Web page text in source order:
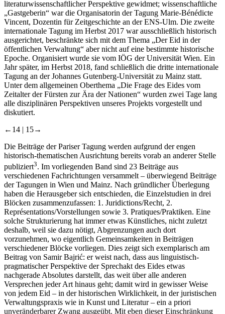
literaturwissenschaftlicher Perspektive gewidmet; wissenschaftliche
„Gastgeberin“ war die Organisatorin der Tagung Marie-Bénédicte
Vincent, Dozentin für Zeitgeschichte an der ENS-Ulm. Die zweite
internationale Tagung im Herbst 2017 war ausschließlich historisch
ausgerichtet, beschränkte sich mit dem Thema „Der Eid in der
öffentlichen Verwaltung“ aber nicht auf eine bestimmte historische
Epoche. Organisiert wurde sie vom IÖG der Universität Wien. Ein
Jahr später, im Herbst 2018, fand schließlich die dritte internationale
Tagung an der Johannes Gutenberg-Universität zu Mainz statt.
Unter dem allgemeinen Oberthema „Die Frage des Eides vom
Zeitalter der Fürsten zur Ära der Nationen“ wurden zwei Tage lang
alle disziplinären Perspektiven unseres Projekts vorgestellt und
diskutiert.
←14 | 15→
Die Beiträge der Pariser Tagung werden aufgrund der engen
historisch-thematischen Ausrichtung bereits vorab an anderer Stelle
publiziert3. Im vorliegenden Band sind 23 Beiträge aus
verschiedenen Fachrichtungen versammelt – überwiegend Beiträge
der Tagungen in Wien und Mainz. Nach gründlicher Überlegung
haben die Herausgeber sich entschieden, die Einzelstudien in drei
Blöcken zusammenzufassen: 1. Juridictions/Recht, 2.
Représentations/Vorstellungen sowie 3. Pratiques/Praktiken. Eine
solche Strukturierung hat immer etwas Künstliches, nicht zuletzt
deshalb, weil sie dazu nötigt, Abgrenzungen auch dort
vorzunehmen, wo eigentlich Gemeinsamkeiten in Beiträgen
verschiedener Blöcke vorliegen. Dies zeigt sich exemplarisch am
Beitrag von Samir Bajrić: er weist nach, dass aus linguistisch-
pragmatischer Perspektive der Sprechakt des Eides etwas
nachgerade Absolutes darstellt, das weit über alle anderen
Versprechen jeder Art hinaus geht; damit wird in gewisser Weise
von jedem Eid – in der historischen Wirklichkeit, in der juristischen
Verwaltungspraxis wie in Kunst und Literatur – ein a priori
unveränderbarer Zwang ausgeübt. Mit eben dieser Einschränkung